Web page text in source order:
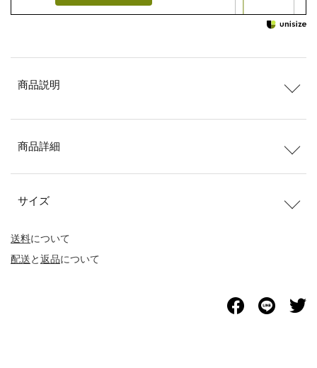
送料について
配送と返品について
商品説明
商品詳細
サイズ